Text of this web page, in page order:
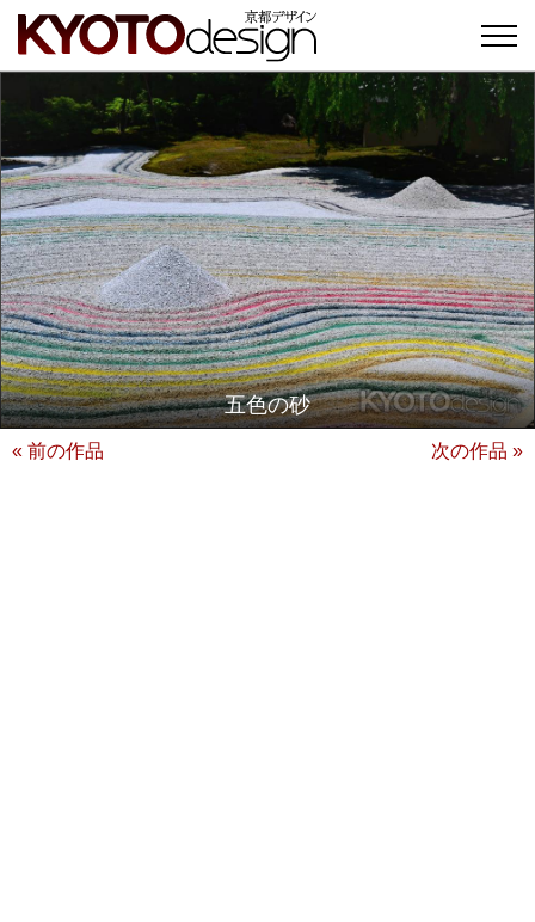
五色の砂
« 前の作品 次の作品 »